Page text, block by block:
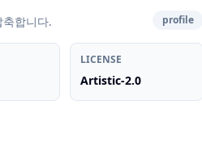
합니다. profile
LICENSE
Artistic-2.0